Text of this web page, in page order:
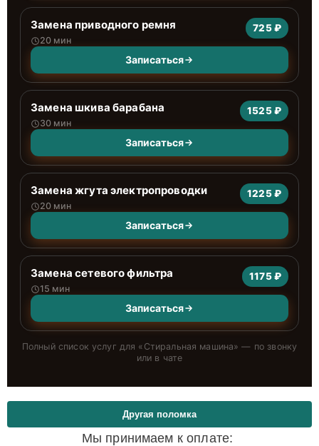
Замена приводного ремня
20 мин
725 ₽
Записаться
Замена шкива барабана
30 мин
1525 ₽
Записаться
Замена жгута электропроводки
20 мин
1225 ₽
Записаться
Замена сетевого фильтра
15 мин
1175 ₽
Записаться
Полный список услуг для « Стиральная машина» — по звонку
или в чате
Мы принимаем к оплате:
Другая поломка